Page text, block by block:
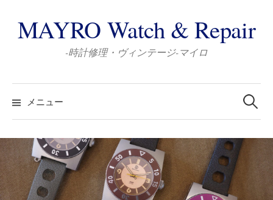
ン
テ
ス
キ
ッ
プ
MAYRO Watch & Repair
-時計修理・ヴィンテージ-マイロ
メニュー
検
索: